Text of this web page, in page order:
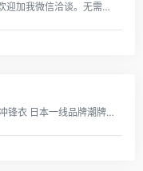
招全国代理,与您携手共赢天下。欢迎加我微信洽谈。无需代理费，一手货源，支持全国一件代发,真实有效. 主营：各大主流潮牌，奢侈品，包厢，项链配饰，远动品牌
Adidas耐克运动套装羽绒服 户外冲锋衣 日本一线品牌潮牌，安德玛，彪马PUMA，Evisu福神，乔丹，supreme巴黎世家vans FILA各类品牌服装